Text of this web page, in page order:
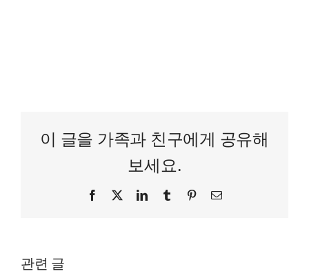
이 글을 가족과 친구에게 공유해
보세요.
Facebook
TwitterLinkedInTumblrPinterest
이
관련 글